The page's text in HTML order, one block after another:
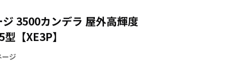
ージほ
業務用
ット端
3500カンデラ 屋外高輝度
【XE3P】
ジ